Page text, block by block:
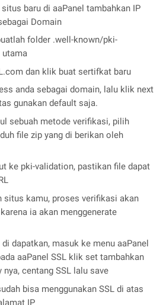
baru di aaPanel tambahkan IP
Domain
folder .well-known/pki-
dan klik buat sertifkat baru
anda sebagai domain, lalu klik next
gunakan default saja.
sebuah metode verifikasi, pilih
file zip yang di berikan oleh
ke pki-validation, pastikan file dapat
situs kamu, proses verifikasi akan
ia akan menggenerate
dapatkan, masuk ke menu aaPanel
aaPanel SSL klik set tambahkan
nya, centang SSL lalu save
bisa menggunakan SSL di atas
IP